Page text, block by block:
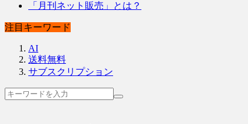
「月刊ネット販売」とは？
注目キーワード
AI
送料無料
サブスクリプション